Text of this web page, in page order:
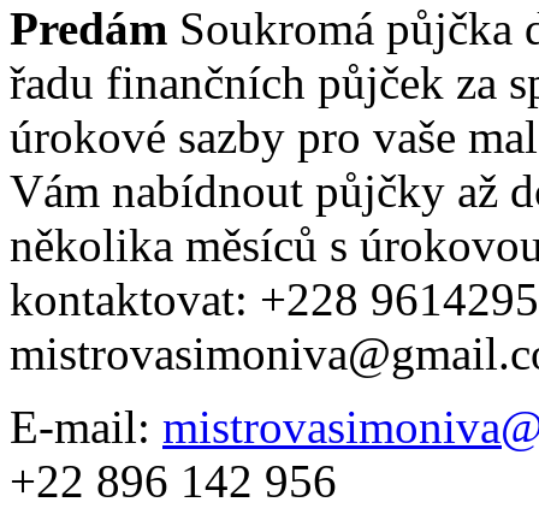
Predám Soukromá půjčka
řadu finančních půjček za
úrokové sazby pro vaše
Vám nabídnout půjčky až
několika měsíců s
kontaktovat: +228
E-mail:
+22 896 142 956